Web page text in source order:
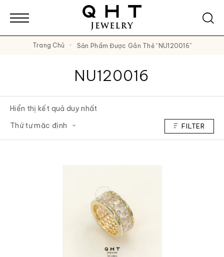
Trang Chủ Sản Phẩm Được Gắn Thẻ “NU120016”
NU120016
Hiển thị kết quả duy nhất
FILTER